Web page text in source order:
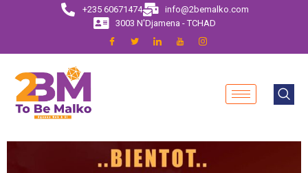
+235 60671474
info@2bemalko.com
3003 N'Djamena - TCHAD